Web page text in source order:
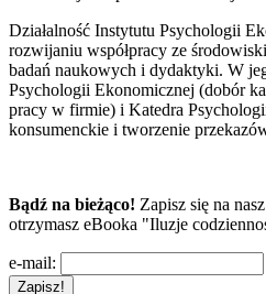
Działalność Instytutu Psychologii
rozwijaniu współpracy ze
badań naukowych i dydaktyki. W
Psychologii Ekonomicznej (dobór
pracy w firmie) i Katedra
konsumenckie i tworzenie
Bądź na bieżąco! Zapisz się na
otrzymasz eBooka "Iluzje
e-mail: